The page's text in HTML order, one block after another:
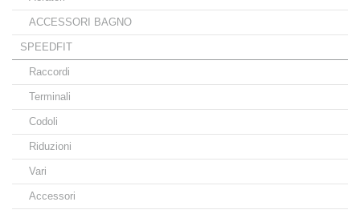
ACCESSORI BAGNO
SPEEDFIT
Raccordi
Terminali
Codoli
Riduzioni
Vari
Accessori